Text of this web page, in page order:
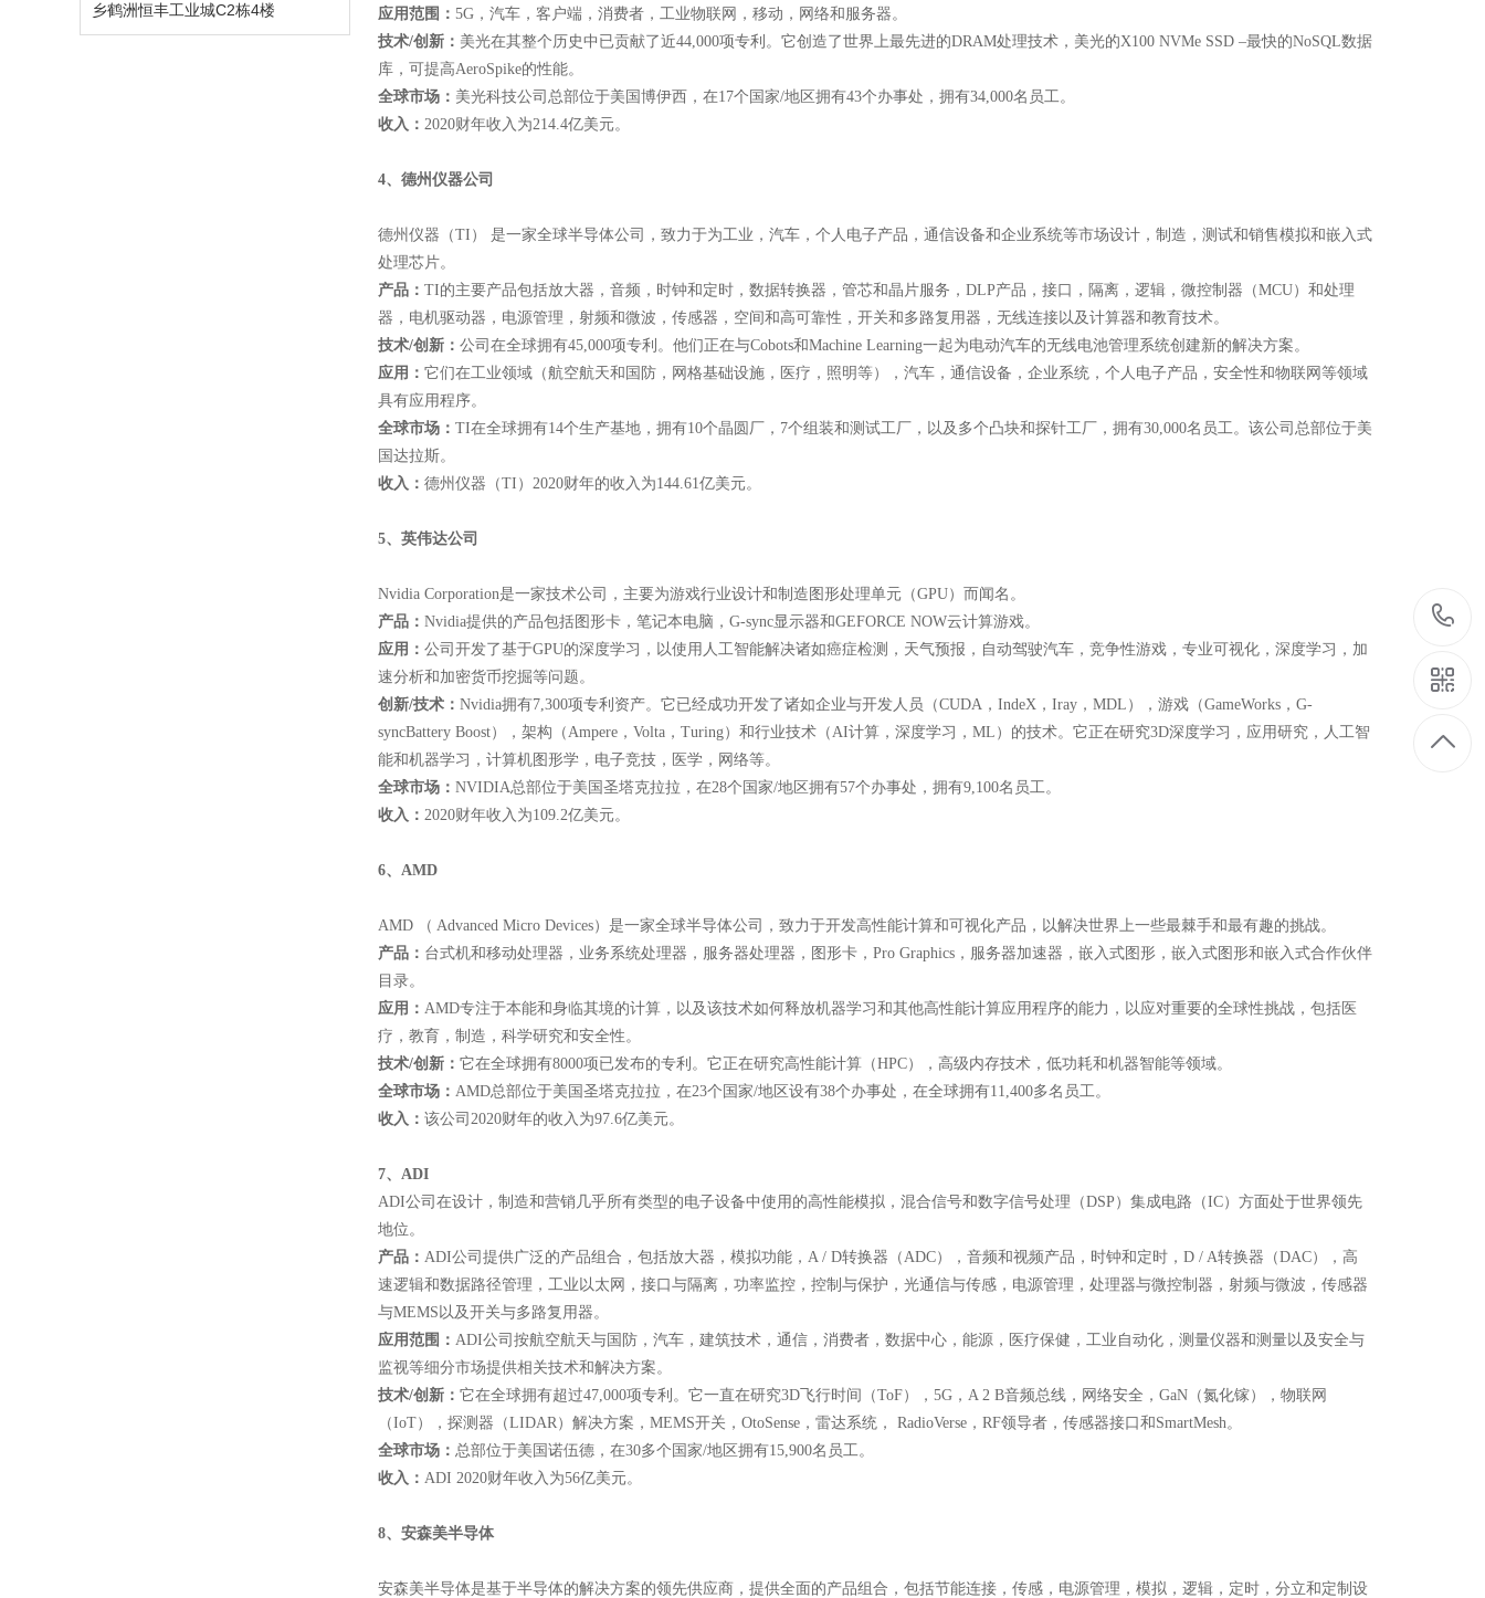
乡鹤洲恒丰工业城C2栋4楼
应用范围： 5G，汽车，客户端，消费者，工业物联网，移动，网络和服务器。
技术/创新： 美光在其整个历史中已贡献了近44,000项专利。它创造了世界上最先进的DRAM处理技术，美光的X100 NVMe SSD –最快的NoSQL数据
库，可提高AeroSpike的性能。
全球市场： 美光科技公司总部位于美国博伊西，在17个国家/地区拥有43个办事处，拥有34,000名员工。
收入： 2020财年收入为214.4亿美元。
4、德州仪器公司
德州仪器（TI） 是一家全球半导体公司，致力于为工业，汽车，个人电子产品，通信设备和企业系统等市场设计，制造，测试和销售模拟和嵌入式
处理芯片。
产品： TI的主要产品包括放大器，音频，时钟和定时，数据转换器，管芯和晶片服务，DLP产品，接口，隔离，逻辑，微控制器（MCU）和处理
器，电机驱动器，电源管理，射频和微波，传感器，空间和高可靠性，开关和多路复用器，无线连接以及计算器和教育技术。
技术/创新： 公司在全球拥有45,000项专利。他们正在与Cobots和Machine Learning一起为电动汽车的无线电池管理系统创建新的解决方案。
应用： 它们在工业领域（航空航天和国防，网格基础设施，医疗，照明等），汽车，通信设备，企业系统，个人电子产品，安全性和物联网等领域
具有应用程序。
全球市场： TI在全球拥有14个生产基地，拥有10个晶圆厂，7个组装和测试工厂，以及多个凸块和探针工厂，拥有30,000名员工。该公司总部位于美
国达拉斯。
收入： 德州仪器（TI）2020财年的收入为144.61亿美元。
5、英伟达公司
Nvidia Corporation是一家技术公司，主要为游戏行业设计和制造图形处理单元（GPU）而闻名。
产品： Nvidia提供的产品包括图形卡，笔记本电脑，G-sync显示器和GEFORCE NOW云计算游戏。
应用： 公司开发了基于GPU的深度学习，以使用人工智能解决诸如癌症检测，天气预报，自动驾驶汽车，竞争性游戏，专业可视化，深度学习，加
速分析和加密货币挖掘等问题。
创新/技术： Nvidia拥有7,300项专利资产。它已经成功开发了诸如企业与开发人员（CUDA，IndeX，Iray，MDL），游戏（GameWorks，G-
syncBattery Boost），架构（Ampere，Volta，Turing）和行业技术（AI计算，深度学习，ML）的技术。它正在研究3D深度学习，应用研究，人工智
能和机器学习，计算机图形学，电子竞技，医学，网络等。
全球市场： NVIDIA总部位于美国圣塔克拉拉，在28个国家/地区拥有57个办事处，拥有9,100名员工。
收入： 2020财年收入为109.2亿美元。
6、AMD
AMD （ Advanced Micro Devices）是一家全球半导体公司，致力于开发高性能计算和可视化产品，以解决世界上一些最棘手和最有趣的挑战。
产品： 台式机和移动处理器，业务系统处理器，服务器处理器，图形卡，Pro Graphics，服务器加速器，嵌入式图形，嵌入式图形和嵌入式合作伙伴
目录。
应用： AMD专注于本能和身临其境的计算，以及该技术如何释放机器学习和其他高性能计算应用程序的能力，以应对重要的全球性挑战，包括医
疗，教育，制造，科学研究和安全性。
技术/创新： 它在全球拥有8000项已发布的专利。它正在研究高性能计算（HPC），高级内存技术，低功耗和机器智能等领域。
全球市场： AMD总部位于美国圣塔克拉拉，在23个国家/地区设有38个办事处，在全球拥有11,400多名员工。
收入： 该公司2020财年的收入为97.6亿美元。
7、ADI
ADI公司在设计，制造和营销几乎所有类型的电子设备中使用的高性能模拟，混合信号和数字信号处理（DSP）集成电路（IC）方面处于世界领先
地位。
产品： ADI公司提供广泛的产品组合，包括放大器，模拟功能，A / D转换器（ADC），音频和视频产品，时钟和定时，D / A转换器（DAC），高
速逻辑和数据路径管理，工业以太网，接口与隔离，功率监控，控制与保护，光通信与传感，电源管理，处理器与微控制器，射频与微波，传感器
与MEMS以及开关与多路复用器。
应用范围： ADI公司按航空航天与国防，汽车，建筑技术，通信，消费者，数据中心，能源，医疗保健，工业自动化，测量仪器和测量以及安全与
监视等细分市场提供相关技术和解决方案。
技术/创新： 它在全球拥有超过47,000项专利。它一直在研究3D飞行时间（ToF），5G，A 2 B音频总线，网络安全，GaN（氮化镓），物联网
（IoT），探测器（LIDAR）解决方案，MEMS开关，OtoSense，雷达系统， RadioVerse，RF领导者，传感器接口和SmartMesh。
全球市场： 总部位于美国诺伍德，在30多个国家/地区拥有15,900名员工。
收入： ADI 2020财年收入为56亿美元。
8、安森美半导体
安森美半导体是基于半导体的解决方案的领先供应商，提供全面的产品组合，包括节能连接，传感，电源管理，模拟，逻辑，定时，分立和定制设